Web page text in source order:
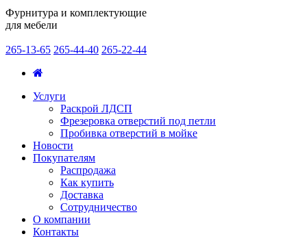
Фурнитура и комплектующие
для мебели
265-13-65 265-44-40 265-22-44
Услуги
Раскрой ЛДСП
Фрезеровка отверстий под петли
Пробивка отверстий в мойке
Новости
Покупателям
Распродажа
Как купить
Доставка
Сотрудничество
О компании
Контакты